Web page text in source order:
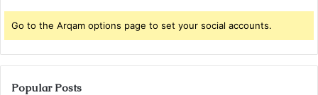
Go to the Arqam options page to set your social accounts.
Popular Posts